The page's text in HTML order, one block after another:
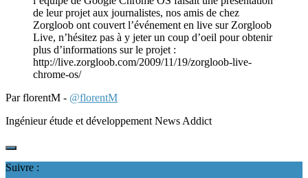
de leur projet aux journalistes, nos amis de chez
Zorgloob ont couvert l’événement en live sur Zorgloob
Live, n’hésitez pas à y jeter un coup d’oeil pour obtenir
plus d’informations sur le projet :
http://live.zorgloob.com/2009/11/19/zorgloob-live-
chrome-os/
Par florentM - @florentM
Ingénieur étude et développement News Addict
Suivre :